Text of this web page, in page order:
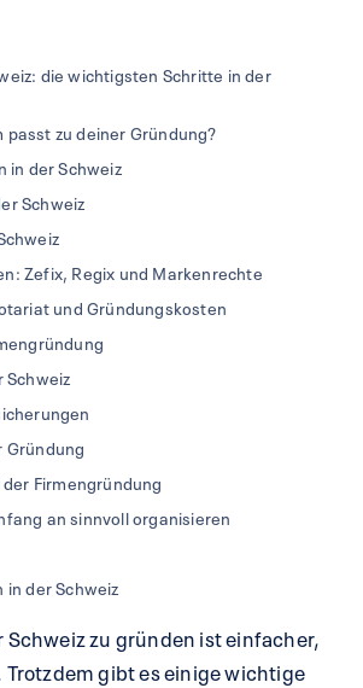
die wichtigsten Schritte in der
zu deiner Gründung?
in der Schweiz
Schweiz
Zefix, Regix und Markenrechte
und Gründungskosten
Schweiz
Gründung
Firmengründung
an sinnvoll organisieren
in der Schweiz
Schweiz zu gründen ist einfacher,
Trotzdem gibt es einige wichtige